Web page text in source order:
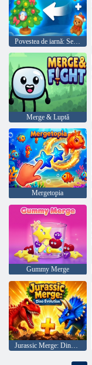
Merge & Luptă
Mergetopia
Gummy Merge